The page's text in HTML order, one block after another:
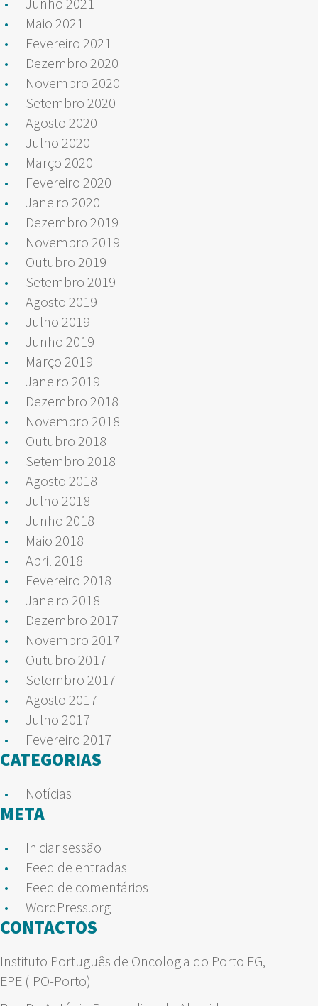
Maio 2021
Fevereiro 2021
Dezembro 2020
Novembro 2020
Setembro 2020
Agosto 2020
Julho 2020
Março 2020
Fevereiro 2020
Janeiro 2020
Dezembro 2019
Novembro 2019
Outubro 2019
Setembro 2019
Agosto 2019
Julho 2019
Junho 2019
Março 2019
Janeiro 2019
Dezembro 2018
Novembro 2018
Outubro 2018
Setembro 2018
Agosto 2018
Julho 2018
Junho 2018
Maio 2018
Abril 2018
Fevereiro 2018
Janeiro 2018
Dezembro 2017
Novembro 2017
Outubro 2017
Setembro 2017
Agosto 2017
Julho 2017
Fevereiro 2017
CATEGORIAS
Notícias
META
Iniciar sessão
Feed de entradas
Feed de comentários
WordPress.org
CONTACTOS
Instituto Português de Oncologia do Porto FG,
EPE (IPO-Porto)